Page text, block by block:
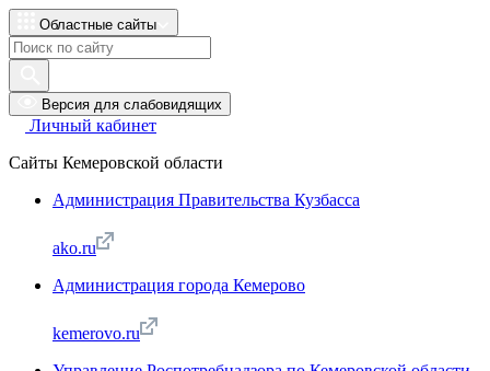
Областные сайты
Версия для слабовидящих
Личный кабинет
Сайты Кемеровской области
Администрация Правительства Кузбасса
ako.ru
Администрация города Кемерово
kemerovo.ru